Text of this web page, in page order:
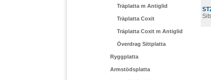
Träplatta m Antiglid
Träplatta Coxit
Träplatta Coxit m Antiglid
Överdrag Sittplatta
Ryggplatta
Armstödsplatta